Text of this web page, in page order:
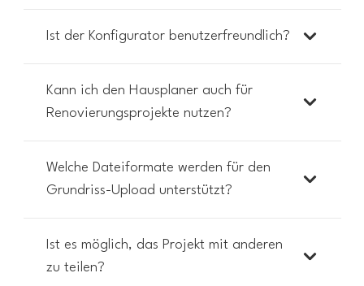
Ist der Konfigurator benutzerfreundlich?
Kann ich den Hausplaner auch für
Renovierungsprojekte nutzen?
Welche Dateiformate werden für den
Grundriss-Upload unterstützt?
Ist es möglich, das Projekt mit anderen
zu teilen?